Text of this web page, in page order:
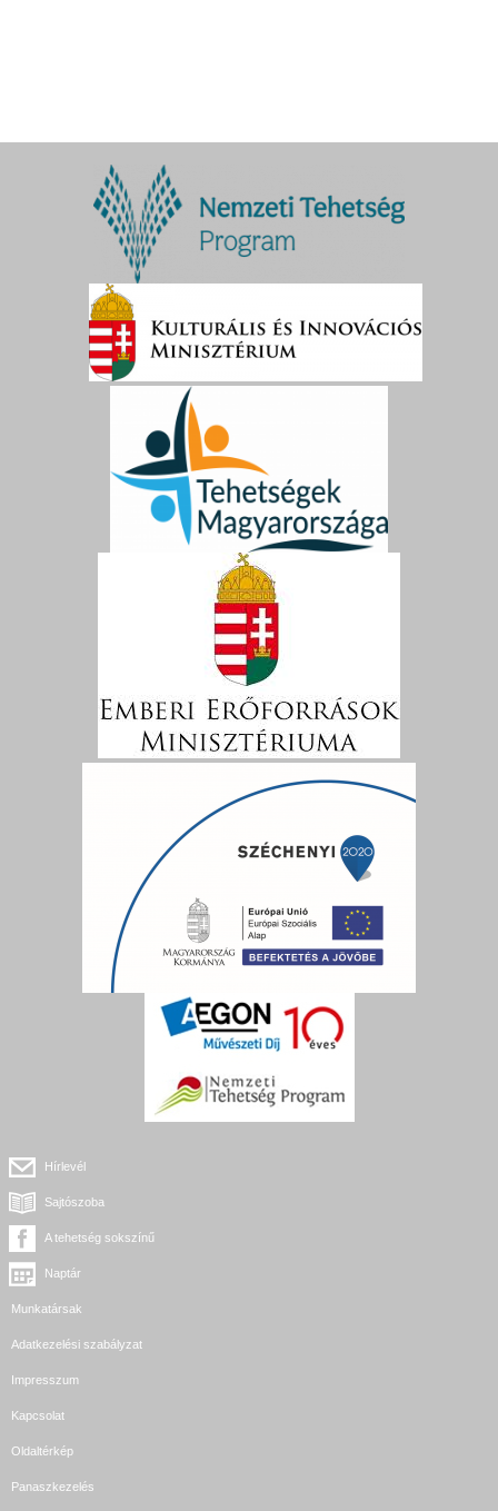
Hírlevél
Sajtószoba
A tehetség sokszínű
Naptár
Munkatársak
Adatkezelési szabályzat
Impresszum
Kapcsolat
Oldaltérkép
Panaszkezelés